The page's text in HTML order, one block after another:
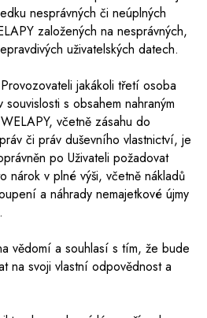
nesprávných či neúplných
založených na nesprávných,
uživatelských datech.
jakákoli třetí osoba
souvislosti s obsahem nahraným
včetně zásahu do
či práv duševního vlastnictví, je
po Uživateli požadovat
nárok v plné výši, včetně nákladů
a náhrady nemajetkové újmy
vědomí a souhlasí s tím, že bude
na svoji vlastní odpovědnost a